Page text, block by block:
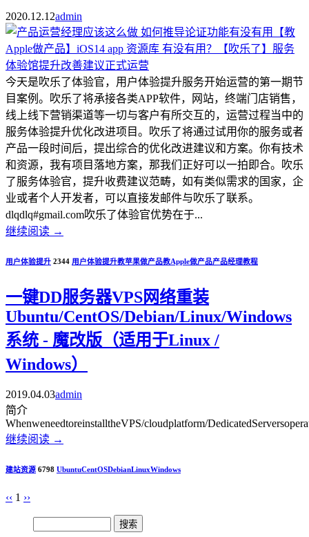
2020.12.12admin
今天是吹乐了体验官，用户体验提升服务开始运营的第一期节
目案例。吹乐了将承接各类APP软件，网站，终端门店销售，
线上线下营销渠道等一切与客户有所交互的，运营过程当中的
服务体验提升优化改进项目。吹乐了将通过试用你的服务或者
产品一段时间后，提出综合的优化改进建议和方案。你有技术
和资源，我有项目落地方案，那我们正好可以一拍即合。吹乐
了服务体验官，提升收费建议范畴，如有类似需求的国家，企
业或者个人开发者，可以直接发邮件与吹乐了联系。
dlqdlq#gmail.com吹乐了体验官优势在于...
继续阅读 →
用户体验提升 2344 用户体验提升教苹果做产品教Apple做产品产品经理教程
一键DD服务器VPS网络重装
Ubuntu/CentOS/Debian/Linux/Windows
系统 - 魔改版（适用于Linux /
Windows）
2019.04.03admin
简介
WhenweneedtoreinstalltheVPS/cloudplatform/
继续阅读 →
建站资源 6798 UbuntuCentOSDebianLinuxWindows
‹‹ 1 ››